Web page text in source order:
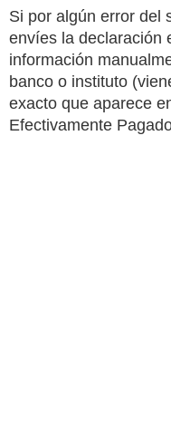
Si por algún error del
envíes la declaración
información
banco o instituto
exacto que aparece
Efectivamente